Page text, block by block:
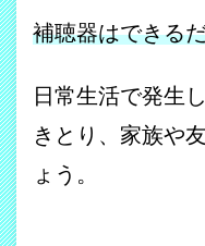
補聴器はできる
日常生活で発生
きとり、家族や
ょう。